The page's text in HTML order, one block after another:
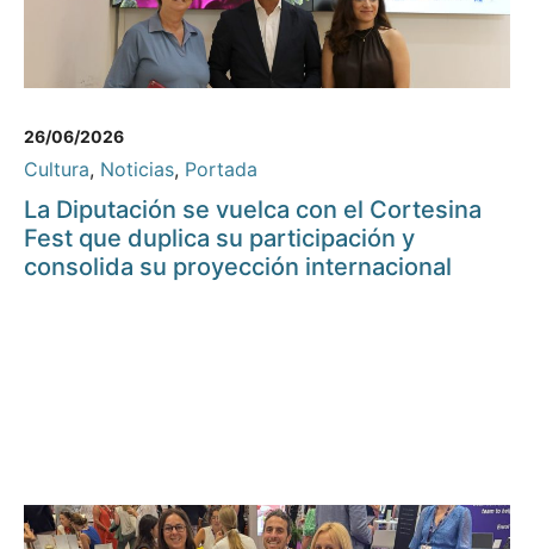
26/06/2026
Cultura, Noticias, Portada
La Diputación se vuelca con el Cortesina
Fest que duplica su participación y
consolida su proyección internacional